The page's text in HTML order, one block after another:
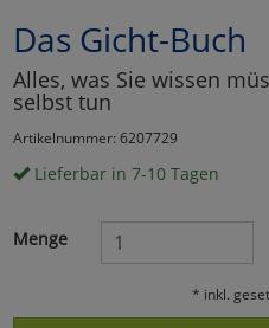
Das Gicht-Buch
Alles, was Sie wissen
selbst tun
Artikelnummer: 6207729
Lieferbar in 7-10 Tagen
Menge
* inkl.
Marketing
Umfragetools